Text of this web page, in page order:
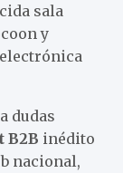
sala
y
dudas
B2B inédito
nacional,